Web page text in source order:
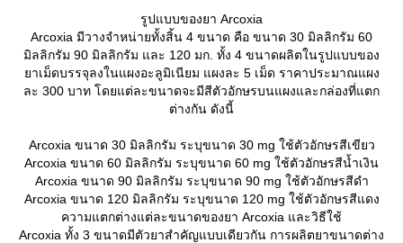
รูปแบบของยา Arcoxia
Arcoxia มีวางจำหน่ายทั้งสิ้น 4 ขนาด คือ ขนาด 30 มิลลิกรัม 60
มิลลิกรัม 90 มิลลิกรัม และ 120 มก. ทั้ง 4 ขนาดผลิตในรูปแบบของ
าเม็ดบรรจุลงในแผงอะลูมิเนียม แผงละ 5 เม็ด ราคาประมาณแผง
ละ 300 บาท โดยแต่ละขนาดจะมีสีตัวอักษรบนแผงและกล่องที่แตก
ต่างกัน ดังนี้
Arcoxia ขนาด 30 มิลลิกรัม ระบุขนาด 30 mg ใช้ตัวอักษรสีเขียว
Arcoxia ขนาด 60 มิลลิกรัม ระบุขนาด 60 mg ใช้ตัวอักษรสีน้ำเงิน
Arcoxia ขนาด 90 มิลลิกรัม ระบุขนาด 90 mg ใช้ตัวอักษรสีดำ
Arcoxia ขนาด 120 มิลลิกรัม ระบุขนาด 120 mg ใช้ตัวอักษรสีแดง
ความแตกต่างแต่ละขนาดของยา Arcoxia และวิธีใช้
Arcoxia ทั้ง 3 ขนาดมีตัวยาสำคัญแบบเดียวกัน การผลิตยาขนาดต่าง